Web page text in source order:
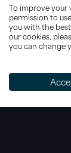
To improve your
permission to
you with the
our cookies,
you can change